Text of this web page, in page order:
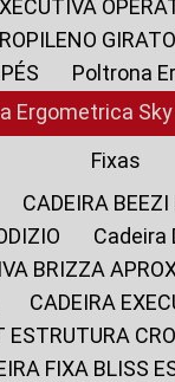
Poltrona
Ergometrica
Fixas
CADEIRA
BRIZZA
CADEIRA
ESTRUTURA
FIXA BLISS